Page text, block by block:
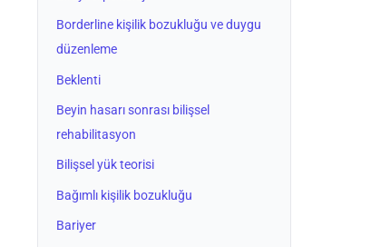
Borderline kişilik bozukluğu ve duygu
düzenleme
Beklenti
Beyin hasarı sonrası bilişsel
rehabilitasyon
Bilişsel yük teorisi
Bağımlı kişilik bozukluğu
Bariyer